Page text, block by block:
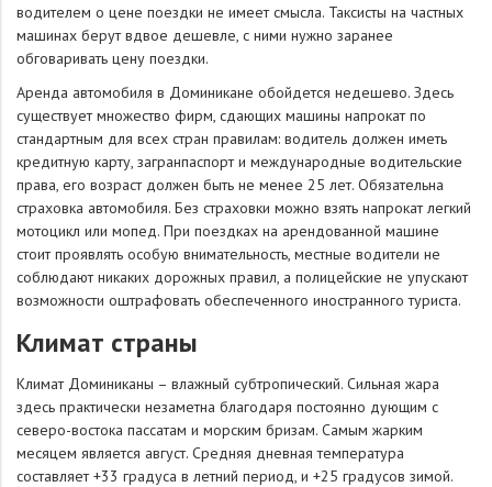
водителем о цене поездки не имеет смысла. Таксисты на частных
машинах берут вдвое дешевле, с ними нужно заранее
обговаривать цену поездки.
Аренда автомобиля в Доминикане обойдется недешево. Здесь
существует множество фирм, сдающих машины напрокат по
стандартным для всех стран правилам: водитель должен иметь
кредитную карту, загранпаспорт и международные водительские
права, его возраст должен быть не менее 25 лет. Обязательна
страховка автомобиля. Без страховки можно взять напрокат легкий
мотоцикл или мопед. При поездках на арендованной машине
стоит проявлять особую внимательность, местные водители не
соблюдают никаких дорожных правил, а полицейские не упускают
возможности оштрафовать обеспеченного иностранного туриста.
Климат страны
Климат Доминиканы – влажный субтропический. Сильная жара
здесь практически незаметна благодаря постоянно дующим с
северо-востока пассатам и морским бризам. Самым жарким
месяцем является август. Средняя дневная температура
составляет +33 градуса в летний период, и +25 градусов зимой.